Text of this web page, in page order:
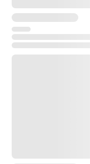
Температура хранения
от -20° до +70°С
Размеры
95 х 120 х 130 мм